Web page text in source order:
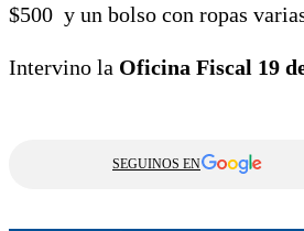
$500 y un bolso con ropas
Intervino la Oficina Fiscal 19
SEGUINOS EN